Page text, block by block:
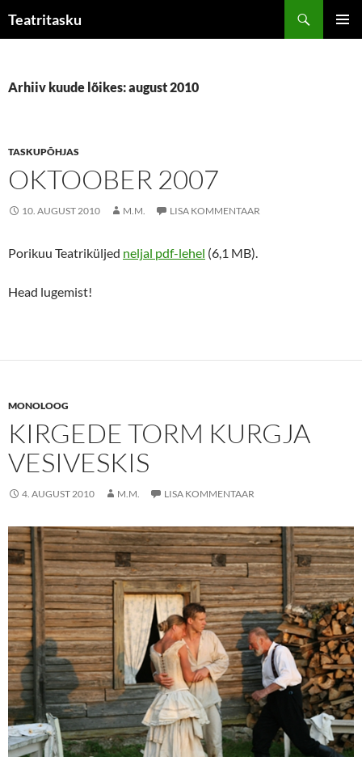
sisu
Teatritasku
Arhiiv kuude lõikes: august 2010
TASKUPÕHJAS
OKTOOBER 2007
10. AUGUST 2010 M.M. LISA KOMMENTAAR
Porikuu Teatriküljed neljal pdf-lehel (6,1 MB).
Head lugemist!
MONOLOOG
KIRGEDE TORM KURGJA
VESIVESKIS
4. AUGUST 2010 M.M. LISA KOMMENTAAR